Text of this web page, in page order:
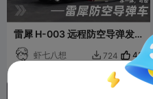
雷犀 H-003 远程防空导弹发
射车
虾七八想  724 43